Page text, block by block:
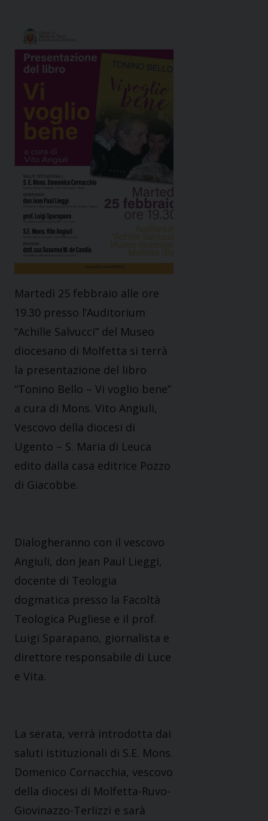
Martedì 25 febbraio alle ore
19.30 presso l’Auditorium
“Achille Salvucci” del Museo
diocesano di Molfetta si terrà
la presentazione del libro
“Tonino Bello – Vi voglio bene”
a cura di Mons. Vito Angiuli,
Vescovo della diocesi di
Ugento – S. Maria di Leuca
edito dalla casa editrice Pozzo
di Giacobbe.
Dialogheranno con il vescovo
Angiuli, don Jean Paul Lieggi,
docente di Teologia
dogmatica presso la Facoltà
Teologica Pugliese e il prof.
Luigi Sparapano, giornalista e
direttore responsabile di Luce
e Vita.
La serata, verrà introdotta dai
saluti istituzionali di S.E. Mons.
Domenico Cornacchia, vescovo
della diocesi di Molfetta-Ruvo-
Giovinazzo-Terlizzi e sarà